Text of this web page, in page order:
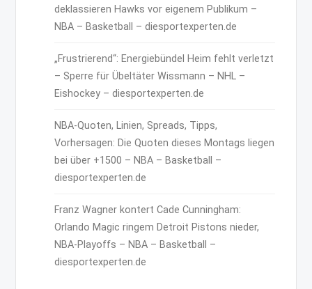
deklassieren Hawks vor eigenem Publikum –
NBA – Basketball – diesportexperten.de
„Frustrierend“: Energiebündel Heim fehlt verletzt
– Sperre für Übeltäter Wissmann – NHL –
Eishockey – diesportexperten.de
NBA-Quoten, Linien, Spreads, Tipps,
Vorhersagen: Die Quoten dieses Montags liegen
bei über +1500 – NBA – Basketball –
diesportexperten.de
Franz Wagner kontert Cade Cunningham:
Orlando Magic ringem Detroit Pistons nieder,
NBA-Playoffs – NBA – Basketball –
diesportexperten.de